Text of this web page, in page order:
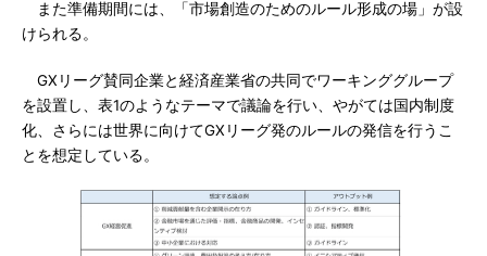
また準備期間には、「市場創造のためのルール形成の場」が設
けられる。
GXリーグ賛同企業と経済産業省の共同でワーキンググループ
を設置し、表1のようなテーマで議論を行い、やがては国内制度
化、さらには世界に向けてGXリーグ発のルールの発信を行うこ
とを想定している。